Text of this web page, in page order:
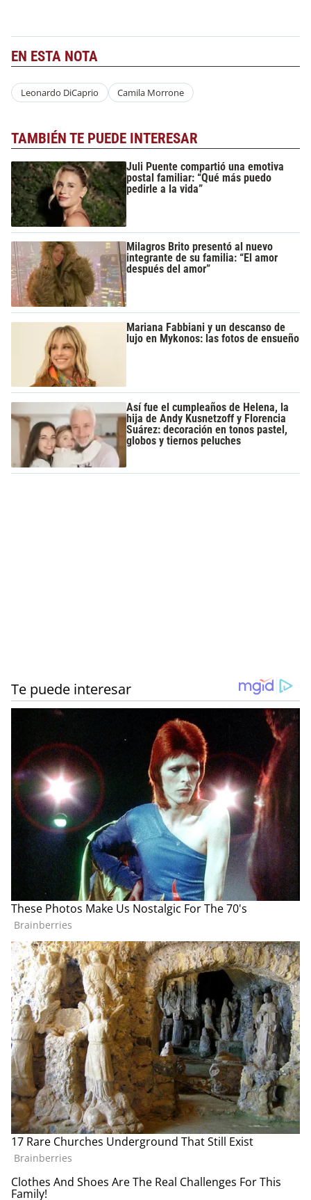
EN ESTA NOTA
Leonardo DiCaprio Camila Morrone
TAMBIÉN TE PUEDE INTERESAR
Juli Puente compartió una emotiva
postal familiar: “Qué más puedo
pedirle a la vida”
Milagros Brito presentó al nuevo
integrante de su familia: “El amor
después del amor”
Mariana Fabbiani y un descanso de
lujo en Mykonos: las fotos de ensueño
Así fue el cumpleaños de Helena, la
hija de Andy Kusnetzoff y Florencia
Suárez: decoración en tonos pastel,
globos y tiernos peluches